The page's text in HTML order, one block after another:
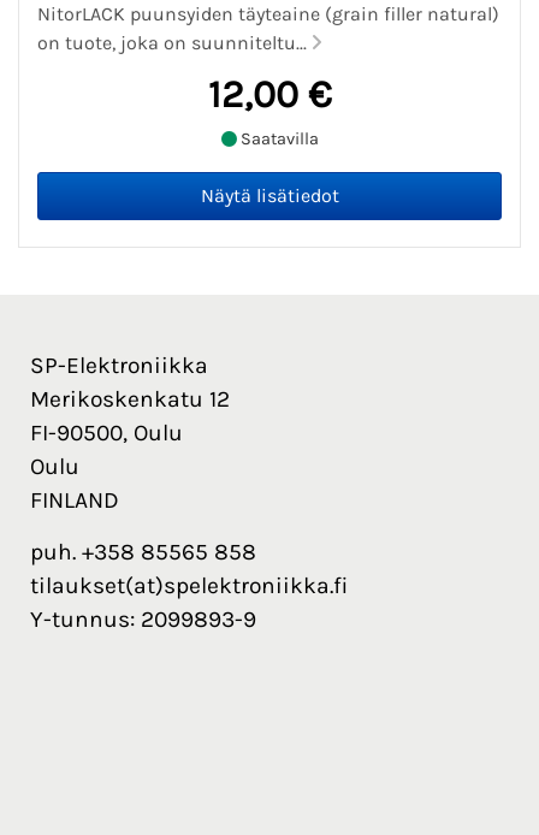
NitorLACK puunsyiden täyteaine (grain filler natural)
on tuote, joka on suunniteltu...
12,00 €
Saatavilla
SP-Elektroniikka
Merikoskenkatu 12
FI-90500, Oulu
Oulu
FINLAND
puh. +358 85565 858
tilaukset(at)spelektroniikka.fi
Y-tunnus: 2099893-9